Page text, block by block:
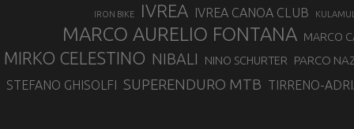
IRON BIKE IVREA IVREA CANOA CLUB
MARCO AURELIO FONTANA MARCO
MIRKO CELESTINO NIBALI NINO SCHURTER PARCO
STEFANO GHISOLFI SUPERENDURO MTB TIRRENO-